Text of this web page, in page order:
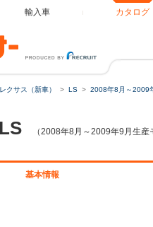
輸入車 カタログ
レクサス（新車） LS 2008年8月～2009
LS （2008年8月～2009年9月生
基本情報